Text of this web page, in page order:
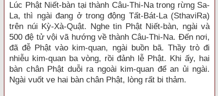
Lúc Phật Niết-bàn tại thành Câu-Thi-Na trong rừng Sa-
La, thì ngài đang ở trong động Tất-Bát-La (SthaviRa)
trên núi Kỳ-Xà-Quật. Nghe tin Phật Niết-bàn, ngài và
500 đệ tử vội vã hướng về thành Câu-Thi-Na. Đến nơi,
đã đễ Phật vào kim-quan, ngài buồn bã. Thầy trò đi
nhiễu kim-quan ba vòng, rồi đảnh lễ Phật. Khi ấy, hai
bàn chân Phật duỗi ra ngoài kim-quan để an ủi ngài.
Ngài vuốt ve hai bàn chân Phật, lòng rất bi thảm.